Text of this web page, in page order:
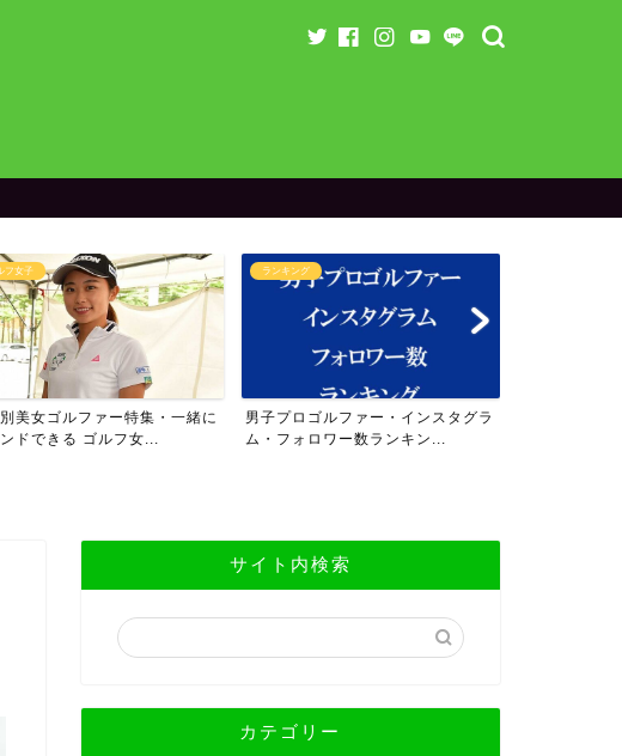
ランキング
子プロゴルファー・インスタグラ
ム・フォロワー数ランキン...
ランキング
女子プロゴルファー・インスタグラ
ム・フォロワー数ランキン...
サイト内検索
カテゴリー